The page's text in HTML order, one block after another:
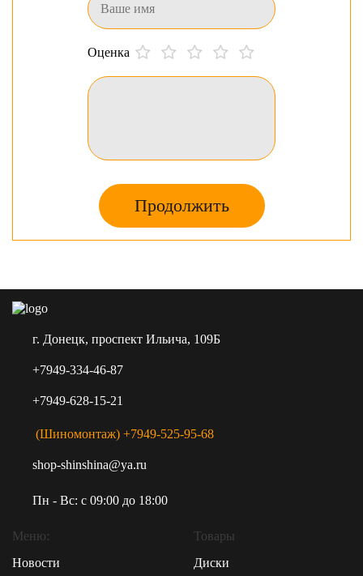
Оценка
Продолжить
г. Донецк, проспект Ильича, 109Б
+7949-334-46-87
+7949-628-15-21
(Шиномонтаж) +7949-525-95-68
shop-shinshina@ya.ru
Пн - Вс: c 09:00 до 18:00
Меню:
Новости
Товары
Диски